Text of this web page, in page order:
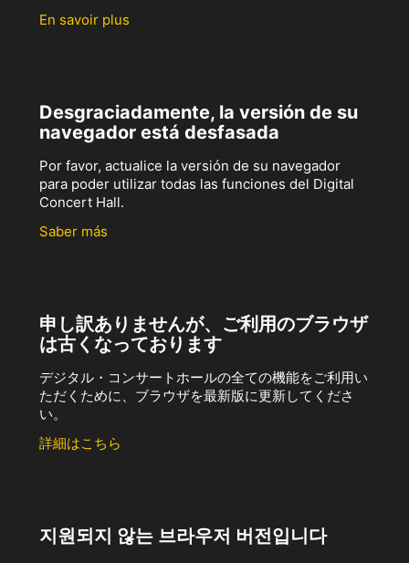
En savoir plus
Desgraciadamente, la versión de su
navegador está desfasada
Por favor, actualice la versión de su navegador
para poder utilizar todas las funciones del Digital
Concert Hall.
Saber más
申し訳ありませんが、ご利用のブラウザ
は古くなっております
デジタル・コンサートホールの全ての機能をご利用い
ただくために、ブラウザを最新版に更新してくださ
い。
詳細はこちら
지원되지 않는 브라우저 버전입니다